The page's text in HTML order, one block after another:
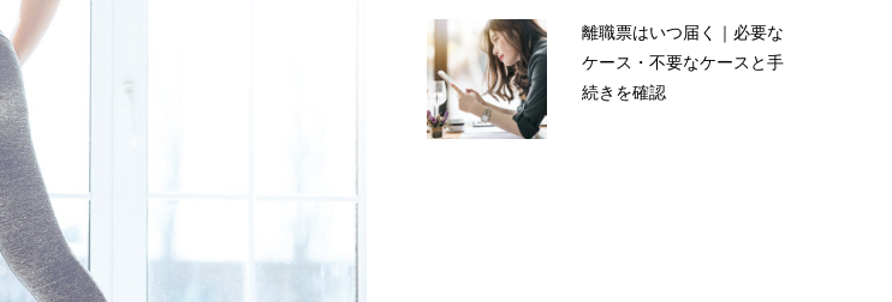
離職票はいつ届く｜必要な
ケース・不要なケースと手
続きを確認